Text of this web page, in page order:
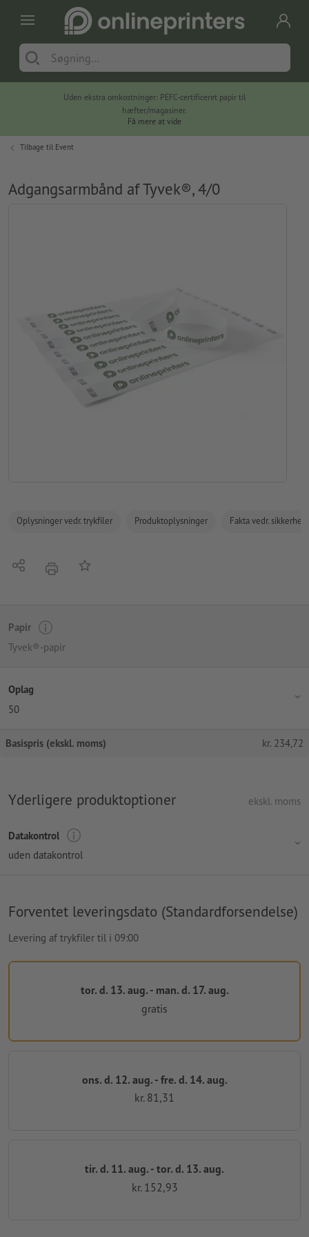
Uden ekstra omkostninger: PEFC-certificeret papir til
hæfter/magasiner.
Få mere at vide
Tilbage til Event
Adgangsarmbånd af Tyvek®, 4/0
Oplysninger vedr. trykfiler Produktoplysninger Fakta vedr.
Del tryk Tilføj til huskelisten
Papir
Tyvek®-papir
Oplag
50
Basispris (ekskl. moms) kr. 234,72
Yderligere produktoptioner ekskl. moms
Datakontrol
uden datakontrol
Forventet leveringsdato (Standardforsendelse)
Levering af trykfiler til i 09:00
tor. d. 13. aug. - man. d. 17. aug.
gratis
ons. d. 12. aug. - fre. d. 14. aug.
kr. 81,31
tir. d. 11. aug. - tor. d. 13. aug.
kr. 152,93